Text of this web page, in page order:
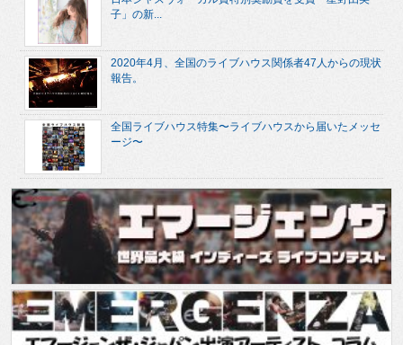
子」の新...
2020年4月、全国のライブハウス関係者47人からの現状
報告。
全国ライブハウス特集〜ライブハウスから届いたメッセ
ージ〜